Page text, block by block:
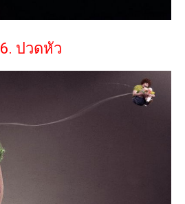
6. ปวดหัว